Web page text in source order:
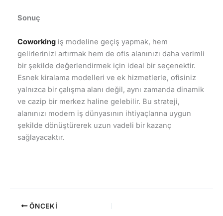
Sonuç
Coworkingiş modeline geçiş yapmak, hem
gelirlerinizi artırmak hem de ofis alanınızı daha verimli
bir şekilde değerlendirmek için ideal bir seçenektir.
Esnek kiralama modelleri ve ek hizmetlerle, ofisiniz
yalnızca bir çalışma alanı değil, aynı zamanda dinamik
ve cazip bir merkez haline gelebilir. Bu strateji,
alanınızı modern iş dünyasının ihtiyaçlarına uygun
şekilde dönüştürerek uzun vadeli bir kazanç
sağlayacaktır.
ÖNCEKI